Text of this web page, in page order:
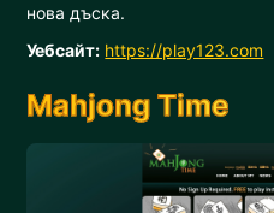
нова дъска.
Уебсайт: https://play123.com
Mahjong Time